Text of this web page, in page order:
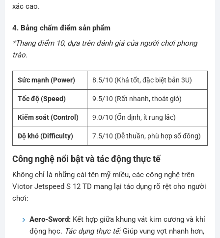
xác cao.
4. Bảng chấm điểm sản phẩm
*Thang điểm 10, dựa trên đánh giá của người chơi phong
trào.
Sức mạnh (Power) 8.5/10 (Khá tốt, đặc biệt bản 3U)
Tốc độ (Speed) 9.5/10 (Rất nhanh, thoát gió)
Kiểm soát (Control) 9.0/10 (Ổn định, ít rung lắc)
Độ khó (Difficulty) 7.5/10 (Dễ thuần, phù hợp số đông)
Công nghệ nổi bật và tác động thực tế
Không chỉ là những cái tên mỹ miều, các công nghệ trên
Victor Jetspeed S 12 TD mang lại tác dụng rõ rệt cho người
chơi:
Aero-Sword:Kết hợp giữa khung vát kim cương và khí
động học. Tác dụng thực tế:Giúp vung vợt nhanh hơn,